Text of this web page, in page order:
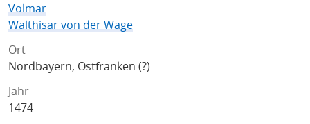
Volmar
Walthisar von der Wage
Ort
Nordbayern, Ostfranken (?)
Jahr
1474